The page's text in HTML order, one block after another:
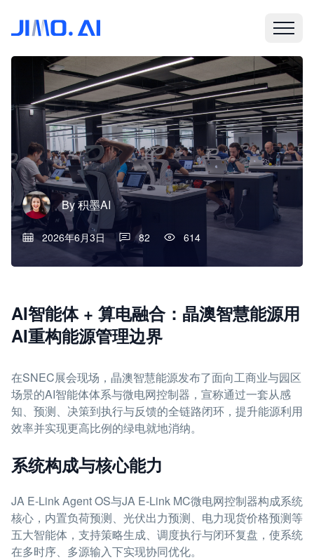
By积墨AI
2026年6月3日 82 614
AI智能体 + 算电融合：晶澳智慧能源用
AI重构能源管理边界
在SNEC展会现场，晶澳智慧能源发布了面向工商业与园区
场景的AI智能体体系与微电网控制器，宣称通过一套从感
知、预测、决策到执行与反馈的全链路闭环，提升能源利用
效率并实现更高比例的绿电就地消纳。
系统构成与核心能力
JA E-Link Agent OS与JA E-Link MC微电网控制器构成系统
核心，内置负荷预测、光伏出力预测、电力现货价格预测等
五大智能体，支持策略生成、调度执行与闭环复盘，使系统
在多时序、多源输入下实现协同优化。